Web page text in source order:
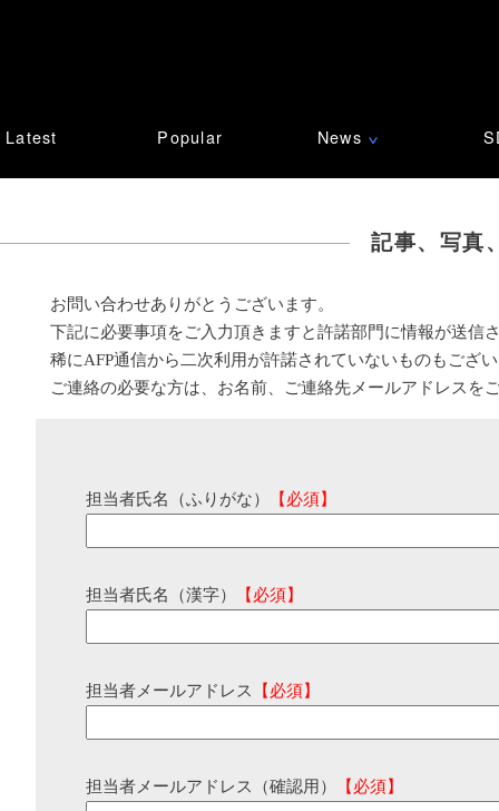
Latest Popular News ∨
記事、写真
お問い合わせありがとうございます。
下記に必要事項をご入力頂きますと許諾部門に情報が送信
稀にAFP通信から二次利用が許諾されていないものもござ
ご連絡の必要な方は、お名前、ご連絡先メールアドレスを
担当者氏名（ふりがな） 【必須】
担当者氏名（漢字） 【必須】
担当者メールアドレス 【必須】
担当者メールアドレス（確認用） 【必須】